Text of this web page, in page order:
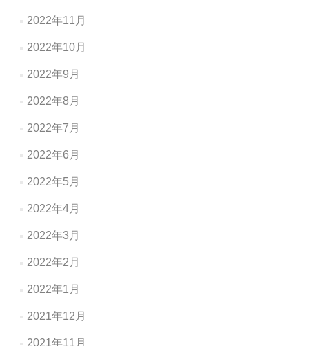
2022年11月
2022年10月
2022年9月
2022年8月
2022年7月
2022年6月
2022年5月
2022年4月
2022年3月
2022年2月
2022年1月
2021年12月
2021年11月